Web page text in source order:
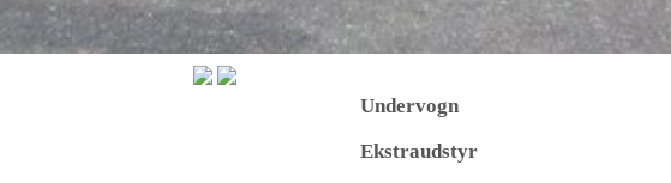
Undervogn
Ekstraudstyr